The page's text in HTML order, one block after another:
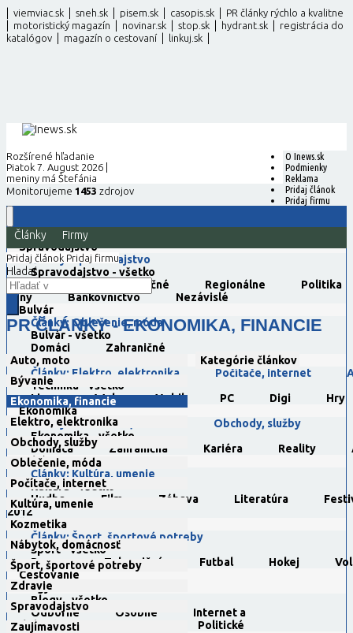
viemviac.sk sneh.sk pisem.sk casopis.sk PR články rýchlo a kvalitne
motoristický magazín novinar.sk stop.sk hydrant.sk
registrácia do
katalógov
magazín o cestovaní linkuj.sk
O Inews.sk
Podmienky
Reklama
Pridaj článok
Pridaj firmu
Rozšírené hľadanie
Piatok 7. August 2026 |
meniny má Štefánia
Magazíny
Spravodajstvo
Články: Spravodajstvo
Spravodajstvo - všetko
Domáce
Zahraničné Regionálne
Politika
ženy
Bankovníctvo
Nezávislé
Bulvár
Články: Oblečenie, móda
Bulvár - všetko
Domáci
Zahraničné
Technika
Články: Elektro, elektronika
Počítače, internet
Technika - všetko
Linux
Web Mobil PC Digi
Hry
Ekonomika
Články: Ekonomika, financie
Obchody, služby
Ekonomika - všetko
Domáca
Zahraničná Kariéra Reality
Kultúra
Články: Kultúra, umenie
Kultúra - všetko
Hudba
Film Zábava Literatúra
2012
Šport
Články: Šport, športové potreby
Šport - všetko
Domov
Zahraničné Futbal Hokej
Cestovanie
Blogy
Blogy - všetko
Odborné
Osobné
Internet a
webdesign
Politické
Články Firmy
Monitorujeme 1453 zdrojov
Pridaj článok Pridaj firmu
Hladať
PR ČLÁNKY - EKONOMIKA, FINANCIE
Auto, moto
Bývanie
Ekonomika, financie
Elektro, elektronika
Obchody, služby
Oblečenie, móda
Počítače, internet
Kultúra, umenie
Kozmetika
Nábytok, domácnosť
Šport, športové potreby
Zdravie
Spravodajstvo
Zaujímavosti
Kategórie článkov